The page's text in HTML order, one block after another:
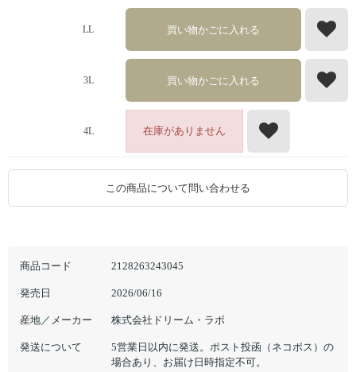
商品コード 2128263243045
発売日 2026/06/16
産地／メーカー 株式会社ドリーム・ラボ
発送について
5営業日以内に発送。ポスト投函（ネコポス）の
場合あり、お届け日時指定不可。
LL 買い物かごに入れる
3L 買い物かごに入れる
4L 在庫がありません
この商品について問い合わせる